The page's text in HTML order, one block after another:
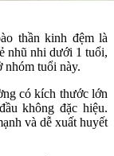
thần kinh đệm là
nhũ nhi dưới 1 tuổi,
nhóm tuổi này.
có kích thước lớn
không đặc hiệu.
và dễ xuất huyết